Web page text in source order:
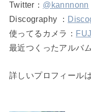
Twitter： @kannnonn
Discography ：
使ってるカメラ：
最近つくったアルバム
詳しいプロフィール